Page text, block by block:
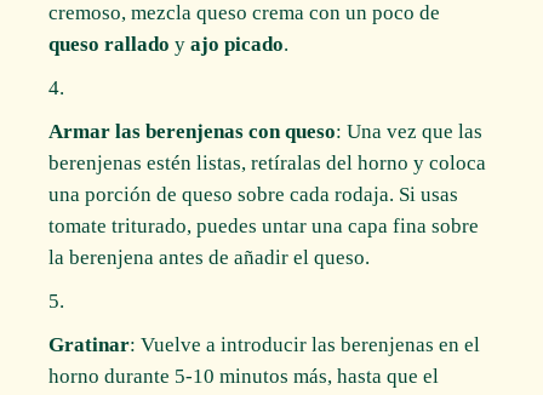
cremoso, mezcla queso crema con un poco de
queso rallado yajo picado.
Armar las berenjenas con queso: Una vez que las
berenjenas estén listas, retíralas del horno y coloca
una porción de queso sobre cada rodaja. Si usas
tomate triturado, puedes untar una capa fina sobre
la berenjena antes de añadir el queso.
Gratinar: Vuelve a introducir las berenjenas en el
horno durante 5-10 minutos más, hasta que el